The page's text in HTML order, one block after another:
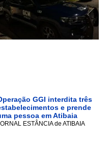
GGI interdita três
e prende
pessoa em Atibaia
ESTÂNCIA de ATIBAIA